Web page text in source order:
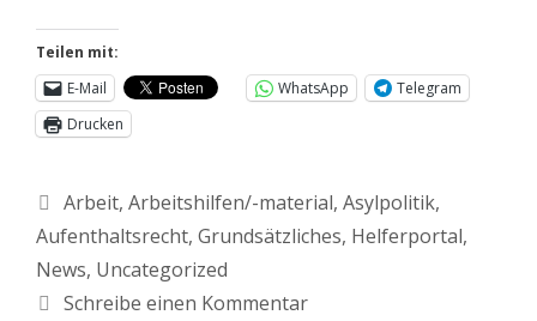
Teilen mit:
E-Mail
WhatsApp
Telegram
Drucken
Arbeit, Arbeitshilfen/-material, Asylpolitik,
Aufenthaltsrecht, Grundsätzliches, Helferportal,
News, Uncategorized
Schreibe einen Kommentar